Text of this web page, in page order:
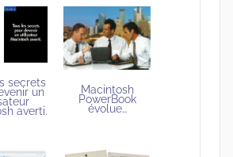
secrets
un
averti.
Macintosh
PowerBook
évolue…